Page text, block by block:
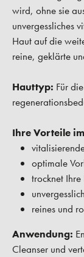
wird, ohne sie
unvergessliches
Haut auf die
reine, geklärte
Hauttyp: Für
Ihre Vorteile
optimale
trocknet
reines und
Anwendung:
Cleanser und